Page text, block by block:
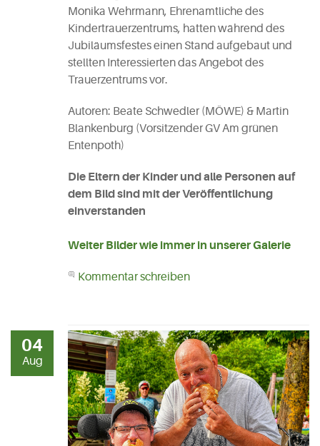
Monika Wehrmann, Ehrenamtliche des
Kindertrauerzentrums, hatten während des
Jubiläumsfestes einen Stand aufgebaut und
stellten Interessierten das Angebot des
Trauerzentrums vor.
Autoren: Beate Schwedler (MÖWE) & Martin
Blankenburg (Vorsitzender GV Am grünen
Entenpoth)
Die Eltern der Kinder und alle Personen auf
dem Bild sind mit der Veröffentlichung
einverstanden
Weiter Bilder wie immer in unserer Galerie
Kommentar schreiben
04
Aug